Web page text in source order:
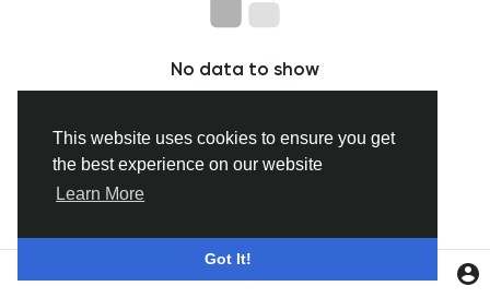
This website uses cookies to ensure you get
the best experience on our website
Learn More
Got It!
Popular Posts
No data to show